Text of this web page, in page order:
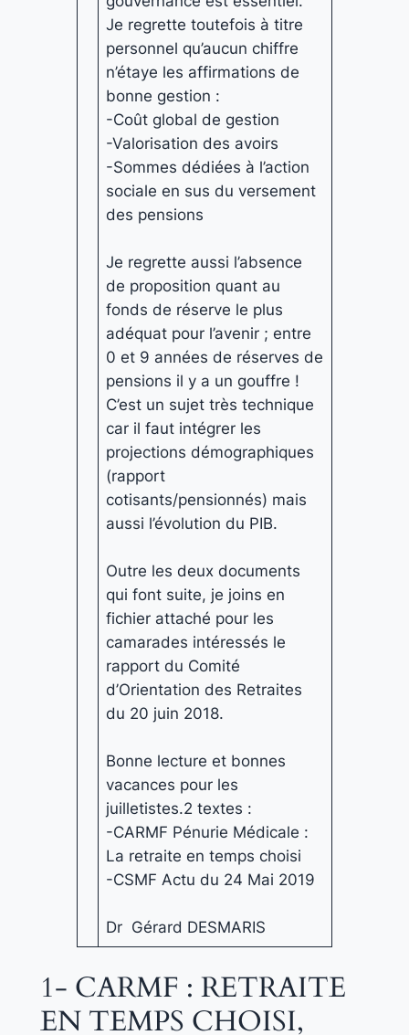
Je regrette toutefois à titre
personnel qu’aucun chiffre
n’étaye les affirmations de
bonne gestion :
-Coût global de gestion
-Valorisation des avoirs
-Sommes dédiées à l’action
sociale en sus du versement
des pensions
Je regrette aussi l’absence
de proposition quant au
fonds de réserve le plus
adéquat pour l’avenir ; entre
0 et 9 années de réserves de
pensions il y a un gouffre !
C’est un sujet très technique
car il faut intégrer les
projections démographiques
(rapport
cotisants/pensionnés) mais
aussi l’évolution du PIB.
Outre les deux documents
qui font suite, je joins en
fichier attaché pour les
camarades intéressés le
rapport du Comité
d’Orientation des Retraites
du 20 juin 2018.
Bonne lecture et bonnes
vacances pour les
juilletistes.2 textes :
-CARMF Pénurie Médicale :
La retraite en temps choisi
-CSMF Actu du 24 Mai 2019
Dr Gérard DESMARIS
1- CARMF : RETRAITE
EN TEMPS CHOISI,